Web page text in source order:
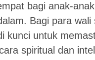
bagi anak-
Bagi para
kunci untuk
spiritual dan